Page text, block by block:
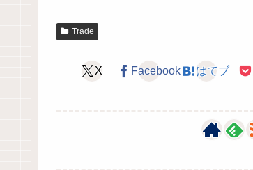
Trade
X Facebook はてブ